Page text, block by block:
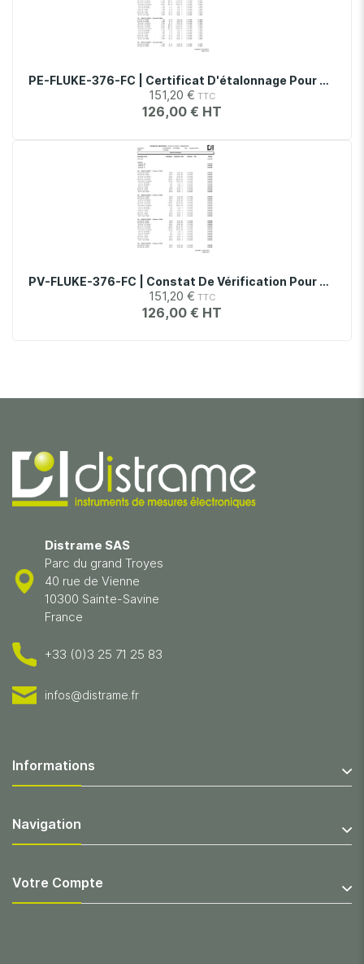
PE-FLUKE-376-FC | Certificat D'étalonnage Pour Pince Multimètre Fluke 376 FC
151,20 €
126,00 €
PV-FLUKE-376-FC | Constat De Vérification Pour Pince Multimètre Fluke 376 FC
151,20 €
126,00 €
Distrame SAS
Parc du grand Troyes
40 rue de Vienne
10300 Sainte-Savine
France
+33 (0)3 25 71 25 83
infos@distrame.fr
Informations
Navigation
Votre Compte